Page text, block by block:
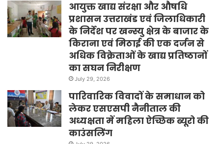
आयुक्त खाद्य संरक्षा और औषधि
प्रशासन उत्तराखंड एवं जिलाधिकारी
के निर्देश पर खन्स्यु क्षेत्र के बाजार के
किराना एवं मिठाई की एक दर्जन से
अधिक विक्रेताओं के खाद्य प्रतिष्ठानों
का सघन निरीक्षण
July 29, 2026
पारिवारिक विवादों के समाधान को
लेकर एसएसपी नैनीताल की
अध्यक्षता में महिला ऐच्छिक ब्यूरो की
काउंसलिंग